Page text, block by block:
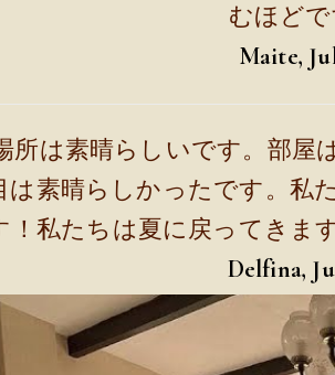
むほどで
Maite,
所は素晴らしいです。部
は素晴らしかったです。私
！私たちは夏に戻ってきま
Delfina,